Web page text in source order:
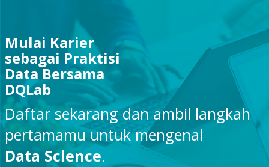
Mulai Karier
sebagai Praktisi
Data Bersama
DQLab
Daftar sekarang dan ambil langkah
pertamamu untuk mengenal
Data Science.